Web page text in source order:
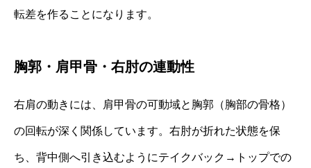
転差を作ることになります。
胸郭・肩甲骨・右肘の連動性
右肩の動きには、肩甲骨の可動域と胸郭（胸部の骨格）
の回転が深く関係しています。右肘が折れた状態を保
ち、背中側へ引き込むようにテイクバック→トップでの